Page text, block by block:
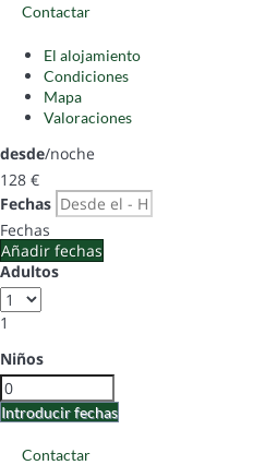
Contactar
El alojamiento
Condiciones
Mapa
Valoraciones
desde/noche
128 €
Fechas
Fechas
Añadir fechas
Adultos
1
Niños
Introducir fechas
Contactar